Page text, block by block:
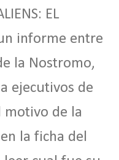
EL
un informe entre
la Nostromo,
ejecutivos de
de la
la ficha del